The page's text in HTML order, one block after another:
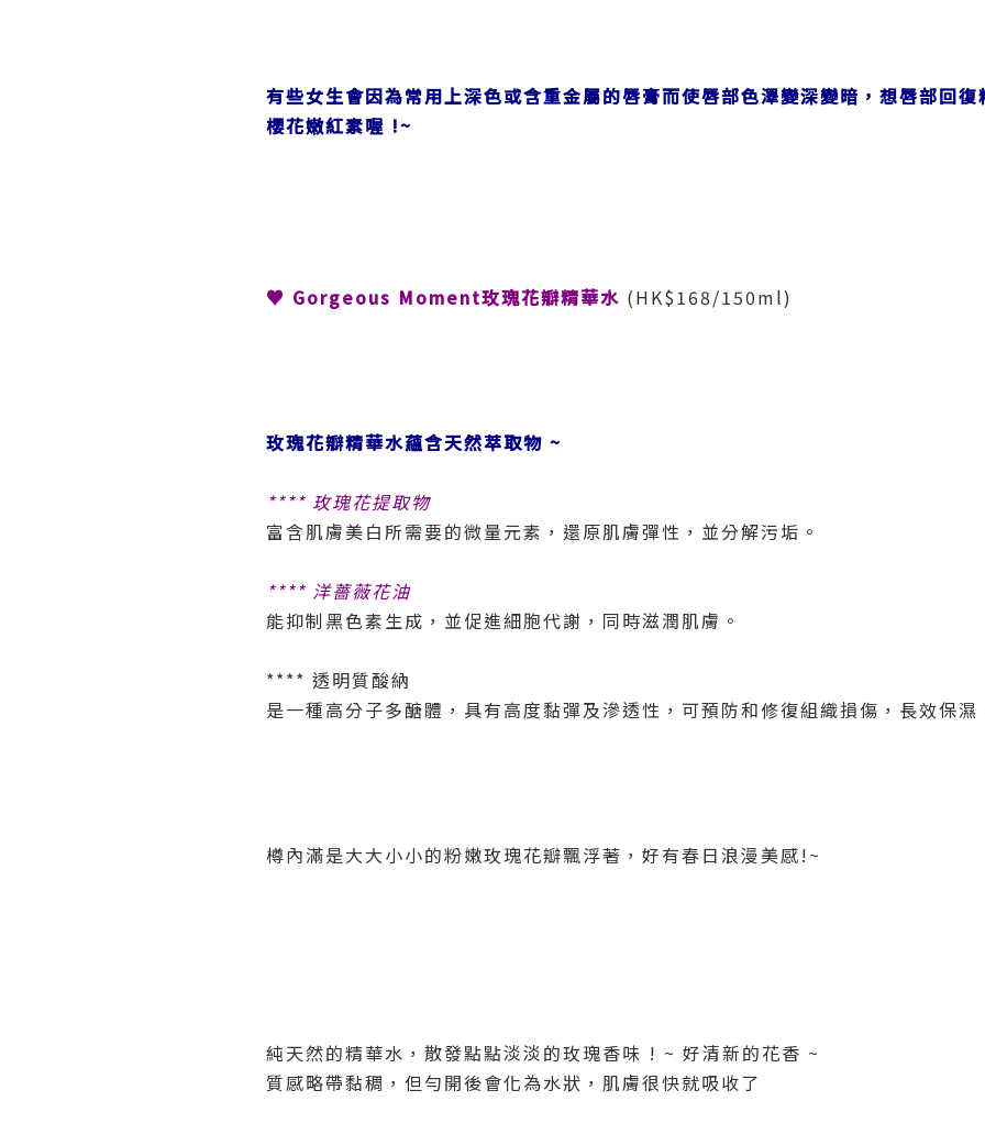
有些女生會因為常用上深色或含重金屬的唇膏而使唇部色澤變深變暗，想唇部回
櫻花嫩紅素喔 !~
♥ Gorgeous Moment玫瑰花瓣精華水 (HK$168/150ml)
玫瑰花瓣精華水蘊含天然萃取物 ~
**** 玫瑰花提取物
富含肌膚美白所需要的微量元素，還原肌膚彈性，並分解污垢。
**** 洋薔薇花油
能抑制黑色素生成，並促進細胞代謝，同時滋潤肌膚。
**** 透明質酸納
是一種高分子多醣體，具有高度黏彈及滲透性，可預防和修復組織損傷，長效保濕
樽內滿是大大小小的粉嫩玫瑰花瓣飄浮著，好有春日浪漫美感!~
純天然的精華水，散發點點淡淡的玫瑰香味 ! ~ 好清新的花香 ~
質感略帶黏稠，但勻開後會化為水狀，肌膚很快就吸收了